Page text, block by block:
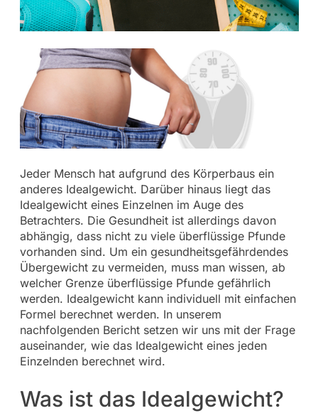
Jeder Mensch hat aufgrund des Körperbaus ein
anderes Idealgewicht. Darüber hinaus liegt das
Idealgewicht eines Einzelnen im Auge des
Betrachters. Die Gesundheit ist allerdings davon
abhängig, dass nicht zu viele überflüssige Pfunde
vorhanden sind. Um ein gesundheitsgefährdendes
Übergewicht zu vermeiden, muss man wissen, ab
welcher Grenze überflüssige Pfunde gefährlich
werden. Idealgewicht kann individuell mit einfachen
Formel berechnet werden. In unserem
nachfolgenden Bericht setzen wir uns mit der Frage
auseinander, wie das Idealgewicht eines jeden
Einzelnden berechnet wird.
Was ist das Idealgewicht?